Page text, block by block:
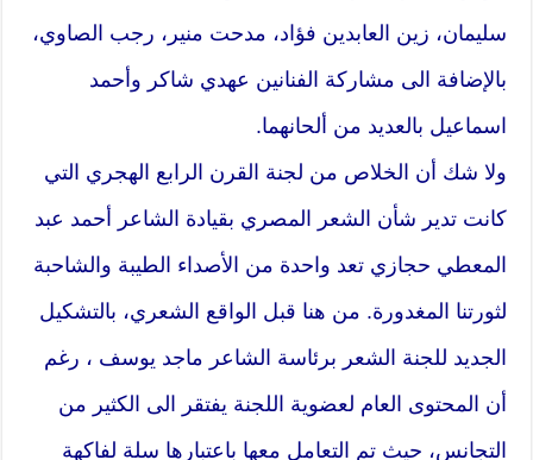
سليمان، زين العابدين فؤاد، مدحت منير، رجب الصاوي،
بالإضافة الى مشاركة الفنانين عهدي شاكر وأحمد
اسماعيل بالعديد من ألحانهما.
ولا شك أن الخلاص من لجنة القرن الرابع الهجري التي
كانت تدير شأن الشعر المصري بقيادة الشاعر أحمد عبد
المعطي حجازي تعد واحدة من الأصداء الطيبة والشاحبة
لثورتنا المغدورة. من هنا قبل الواقع الشعري، بالتشكيل
الجديد للجنة الشعر برئاسة الشاعر ماجد يوسف ، رغم
أن المحتوى العام لعضوية اللجنة يفتقر الى الكثير من
التجانس، حيث تم التعامل معها باعتبارها سلة لفاكهة